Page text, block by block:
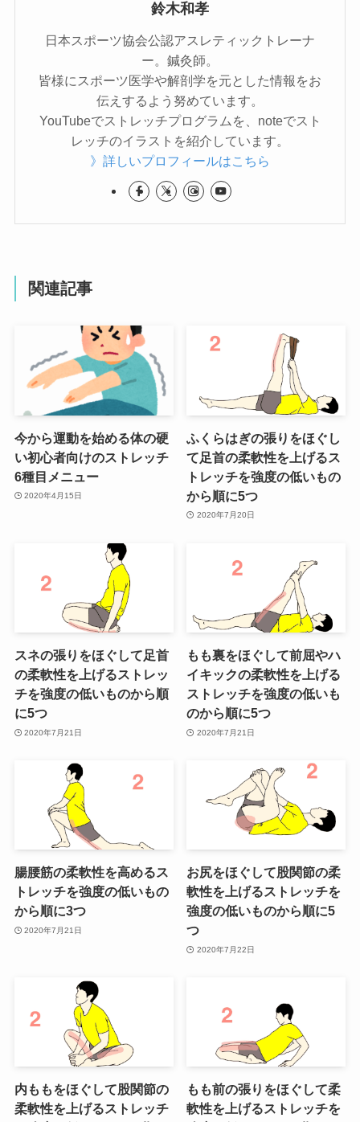
鈴木和孝
日本スポーツ協会公認アスレティックトレーナ
ー。鍼灸師。
皆様にスポーツ医学や解剖学を元とした情報をお
伝えするよう努めています。
YouTubeでストレッチプログラムを、noteでスト
レッチのイラストを紹介しています。
》詳しいプロフィールはこちら
関連記事
今から運動を始める体の硬
い初心者向けのストレッチ
6種目メニュー
2020年4月15日
ふくらはぎの張りをほぐし
て足首の柔軟性を上げるス
トレッチを強度の低いもの
から順に5つ
2020年7月20日
スネの張りをほぐして足首
の柔軟性を上げるストレッ
チを強度の低いものから順
に5つ
2020年7月21日
もも裏をほぐして前屈やハ
イキックの柔軟性を上げる
ストレッチを強度の低いも
のから順に5つ
2020年7月21日
腸腰筋の柔軟性を高めるス
トレッチを強度の低いもの
から順に3つ
2020年7月21日
お尻をほぐして股関節の柔
軟性を上げるストレッチを
強度の低いものから順に5
つ
2020年7月22日
内ももをほぐして股関節の
柔軟性を上げるストレッチ
もも前の張りをほぐして柔
軟性を上げるストレッチを